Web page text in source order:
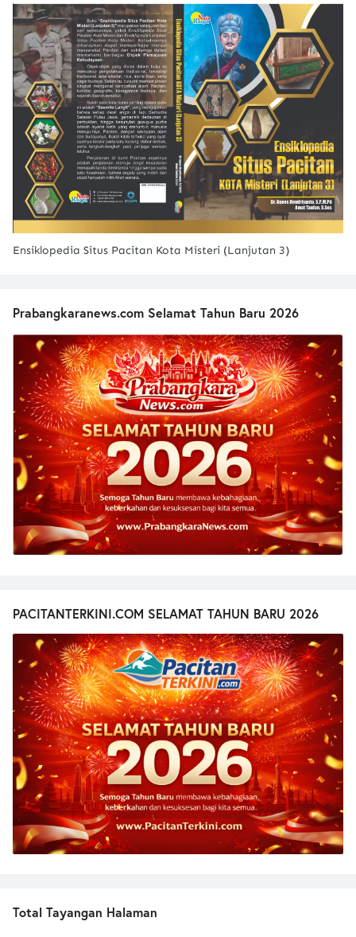
Ensiklopedia Situs Pacitan Kota Misteri (Lanjutan 3)
Prabangkaranews.com Selamat Tahun Baru 2026
PACITANTERKINI.COM SELAMAT TAHUN BARU 2026
Total Tayangan Halaman